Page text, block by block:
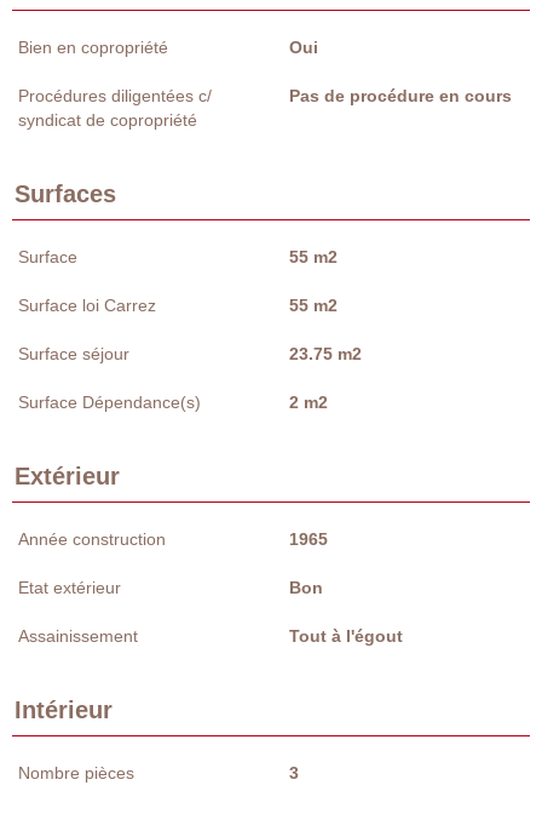
Bien en copropriété Oui
Procédures diligentées c/
syndicat de copropriété
Pas de procédure en cours
Surfaces
Surface 55 m2
Surface loi Carrez 55 m2
Surface séjour 23.75 m2
Surface Dépendance(s) 2 m2
Extérieur
Année construction 1965
Etat extérieur Bon
Assainissement Tout à l'égout
Intérieur
Nombre pièces 3